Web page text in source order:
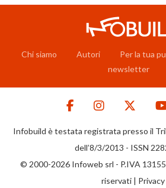
Chi siamo Autori Per la tua
newsletter
Infobuild è testata registrata presso il
dell’8/3/2013 - ISSN
© 2000-2026 Infoweb srl - P.IVA
riservati | Privacy